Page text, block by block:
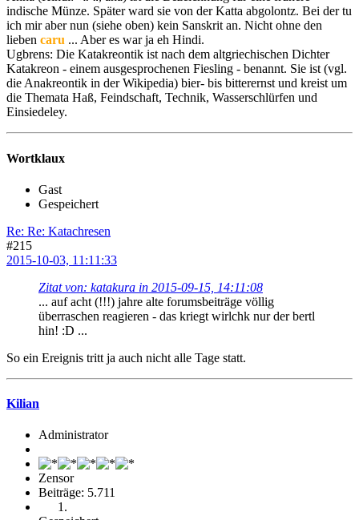
indische Münze. Später ward sie von der Katta abgolontz. Bei der tu
ich mir aber nun (siehe oben) kein Sanskrit an. Nicht ohne den
lieben caru ... Aber es war ja eh Hindi.
Ugbrens: Die Katakreontik ist nach dem altgriechischen Dichter
Katakreon - einem ausgesprochenen Fiesling - benannt. Sie ist (vgl.
die Anakreontik in der Wikipedia) bier- bis bitterernst und kreist um
die Themata Haß, Feindschaft, Technik, Wasserschlürfen und
Einsiedeley.
Wortklaux
Gast
Gespeichert
Re: Re: Katachresen
#215
2015-10-03, 11:11:33
Zitat von: katakura in 2015-09-15, 14:11:08
... auf acht (!!!) jahre alte forumsbeiträge völlig
überraschen reagieren - das kriegt wirlchk nur der bertl
hin! :D ...
So ein Ereignis tritt ja auch nicht alle Tage statt.
Kilian
Administrator
Zensor
Beiträge: 5.711